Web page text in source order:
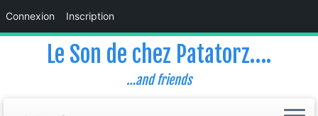
Connexion Inscription
Le Son de chez Patatorz….
…and friends